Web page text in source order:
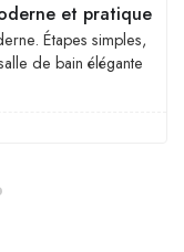
et pratique
Étapes simples,
de bain élégante